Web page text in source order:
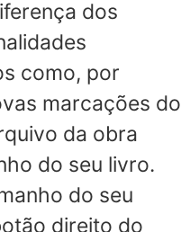
dos
como, por
marcações do
da obra
do seu livro.
do seu
direito do